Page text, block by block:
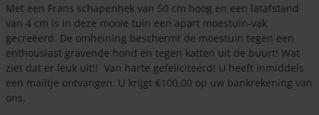
Met een Frans schapenhek van 50 cm hoog en een latafstand
van 4 cm is in deze mooie tuin een apart moestuin-vak
gecreëerd. De omheining beschermt de moestuin tegen een
enthousiast gravende hond en tegen katten uit de buurt! Wat
ziet dat er leuk uit!! Van harte gefeliciteerd! U heeft inmiddels
een mailtje ontvangen. U krijgt €100,00 op uw bankrekening van
ons.